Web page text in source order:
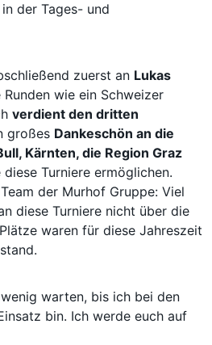
der Tages- und
zuerst an Lukas
Runden wie ein Schweizer
verdient den dritten
großes Dankeschön an die
Kärnten, die Region Graz
diese Turniere ermöglichen.
der Murhof Gruppe: Viel
diese Turniere nicht über die
waren für diese Jahreszeit
warten, bis ich bei den
bin. Ich werde euch auf